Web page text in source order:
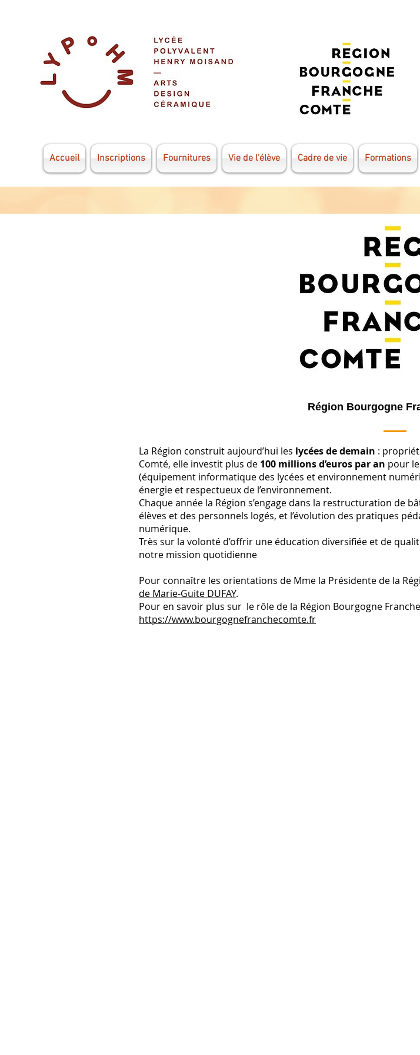
Accueil Inscriptions Fournitures Vie de l'élève Cadre de vie Formations
Région Bourgogne
La Région construit aujourd’hui les lycées de demain :
Comté, elle investit plus de 100 millions d’euros par an pour
(équipement informatique des lycées et environnement
énergie et respectueux de l’environnement.
Chaque année la Région s’engage dans la restructuration de
élèves et des personnels logés, et l’évolution des pratiques
numérique.
Très sur la volonté d’offrir une éducation diversifiée et de
notre mission quotidienne
Pour connaître les orientations de Mme la Présidente de la
de Marie-Guite DUFAY.
Pour en savoir plus sur le rôle de la Région Bourgogne
https://www.bourgognefranchecomte.fr